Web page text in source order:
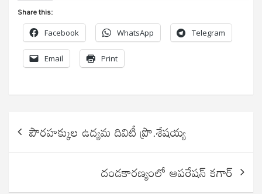
Share this:
Facebook WhatsApp Telegram
Email Print
Post
navigation
పౌరహక్కుల ఉద్యమ దివిటీ ప్రొ.శేషయ్య
దండకారణ్యంలో ఆపరేషన్ కగార్